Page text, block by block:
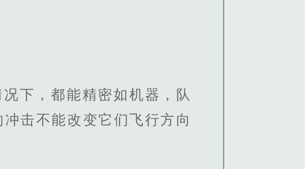
下，都能精密如机器，队
击不能改变它们飞行方向